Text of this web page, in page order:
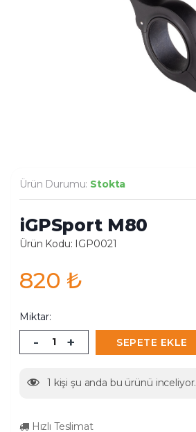
Ürün Durumu: Stokta
iGPSport M80
Ürün Kodu: IGP0021
820 ₺
Miktar:
- + SEPETE EKLE
1 kişi şu anda bu ürünü inceliyor.
Hızlı Teslimat